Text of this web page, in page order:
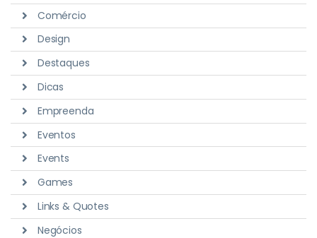
Comércio
Design
Destaques
Dicas
Empreenda
Eventos
Events
Games
Links & Quotes
Negócios